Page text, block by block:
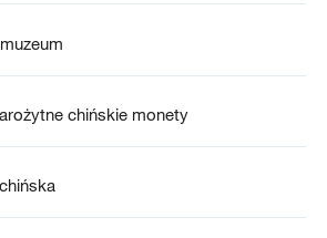
chińskie monety